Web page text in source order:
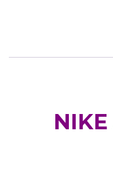
NIKE